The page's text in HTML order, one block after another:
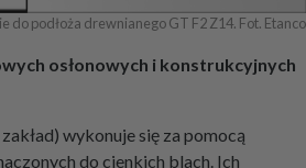
do podłoża drewnianego GT F2 Z14. Fot. Etanco
osłonowych i konstrukcyjnych
wykonuje się za pomocą
do cienkich blach. Ich